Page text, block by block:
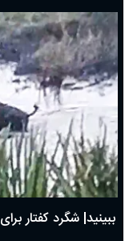
ببینید| شگرد کفتار